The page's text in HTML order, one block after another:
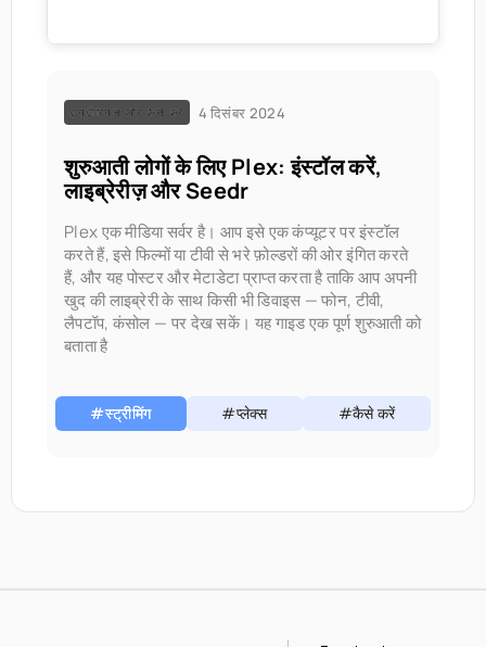
ट्यूटोरियल और कैसे करें 4 दिसंबर 2024
शुरुआती लोगों के लिए Plex: इंस्टॉल करें,
लाइब्रेरीज़ और Seedr
Plex एक मीडिया सर्वर है। आप इसे एक कंप्यूटर पर इंस्टॉल
करते हैं, इसे फिल्मों या टीवी से भरे फ़ोल्डरों की ओर इंगित करते
हैं, और यह पोस्टर और मेटाडेटा प्राप्त करता है ताकि आप अपनी
खुद की लाइब्रेरी के साथ किसी भी डिवाइस — फोन, टीवी,
लैपटॉप, कंसोल — पर देख सकें। यह गाइड एक पूर्ण शुरुआती को
बताता है
#स्ट्रीमिंग #प्लेक्स #कैसे करें